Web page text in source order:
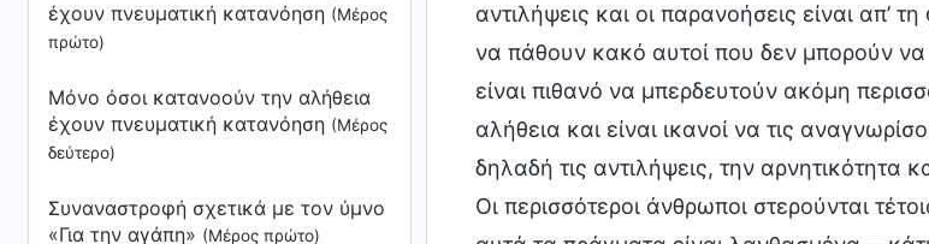
έχουν πνευματική κατανόηση (Μέρος
πρώτο)
Μόνο όσοι κατανοούν την αλήθεια
έχουν πνευματική κατανόηση (Μέρος
δεύτερο)
Συναναστροφή σχετικά με τον ύμνο
«Για την αγάπη» (Μέρος πρώτο)